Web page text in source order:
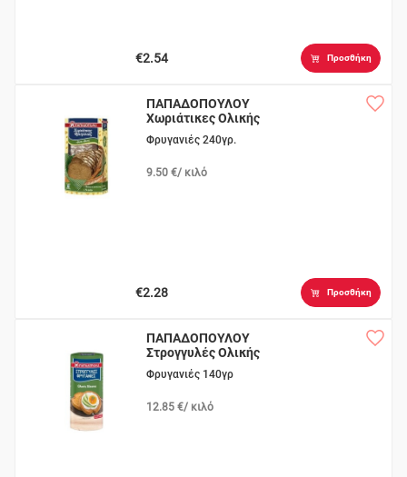
€2.54 Προσθήκη
ΠΑΠΑΔΟΠΟΥΛΟΥ
Χωριάτικες Ολικής
Άλεσης
Φρυγανιές 240γρ.
9.50 €/ κιλό
€2.28 Προσθήκη
ΠΑΠΑΔΟΠΟΥΛΟΥ
Στρογγυλές Ολικής
Άλεσης
Φρυγανιές 140γρ
12.85 €/ κιλό